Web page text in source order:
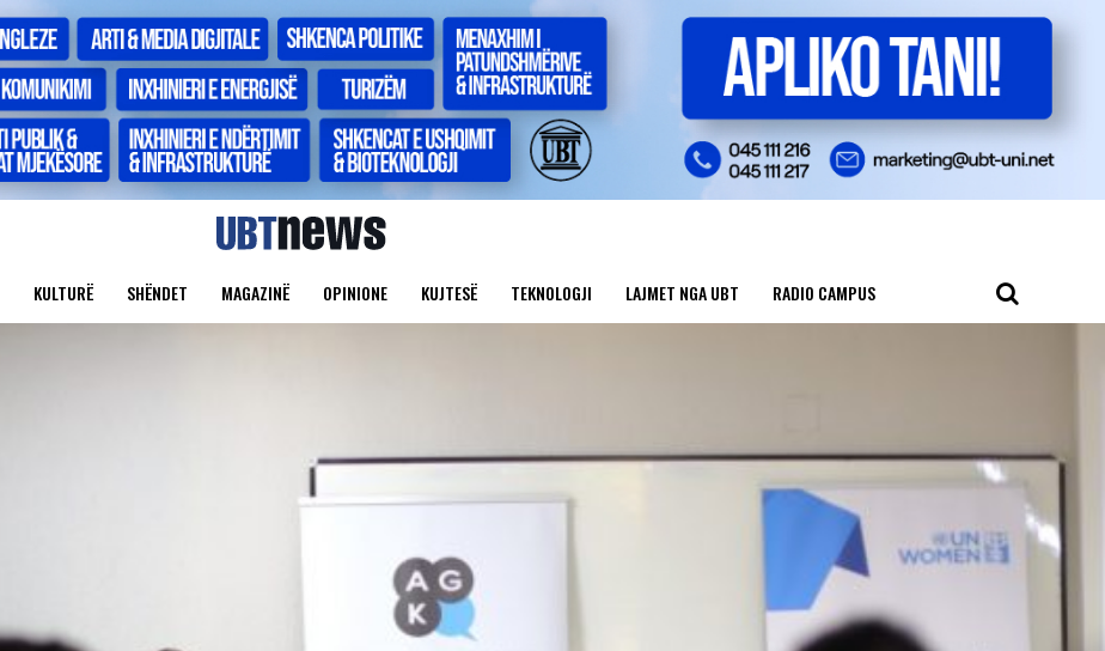
KULTURË SHËNDET MAGAZINË OPINIONE KUJTESË TEKNOLOGJI LAJMET NGA UBT RADIO CAMPUS